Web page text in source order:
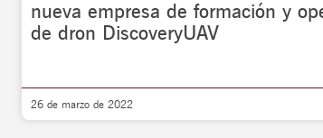
nueva empresa de formación y
de dron DiscoveryUAV
26 de marzo de 2022